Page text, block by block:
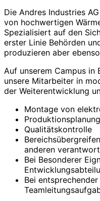
Die Andres Industries
von hochwertigen
Spezialisiert auf den
erster Linie Behörden
produzieren aber
Auf unserem Campus in
unsere Mitarbeiter in
der Weiterentwicklung
Montage von
Qualitätskontrolle
anderen
Bei Besonderer
Bei